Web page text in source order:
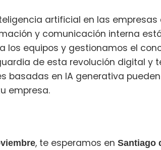
artificial en las empresas
y comunicación interna
los equipos y gestionamos el
de esta revolución digital y
basadas en IA generativa
empresa.
, te esperamos en Santiago